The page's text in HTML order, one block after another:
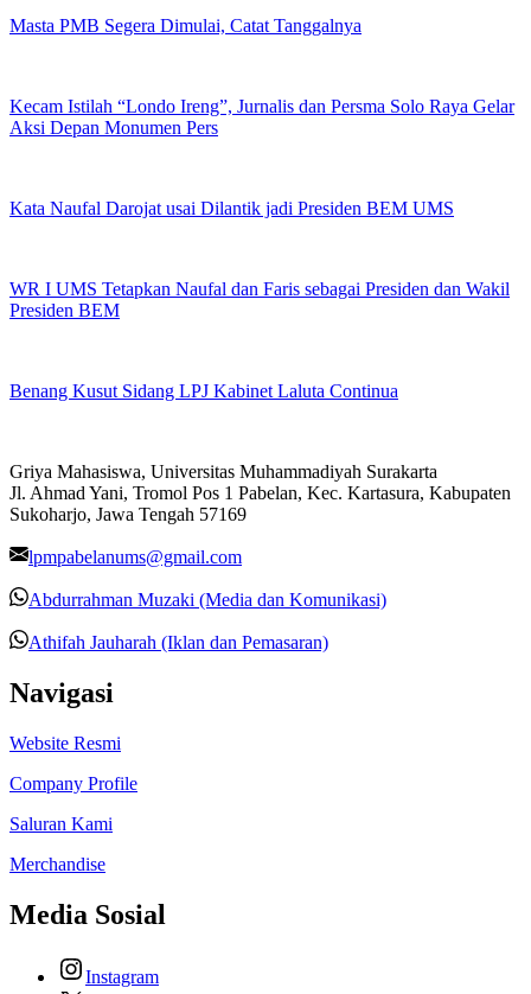
Masta PMB Segera Dimulai, Catat Tanggalnya
Kecam Istilah “Londo Ireng”, Jurnalis dan Persma Solo Raya Gelar
Aksi Depan Monumen Pers
Kata Naufal Darojat usai Dilantik jadi Presiden BEM UMS
WR I UMS Tetapkan Naufal dan Faris sebagai Presiden dan Wakil
Presiden BEM
Benang Kusut Sidang LPJ Kabinet Laluta Continua
Griya Mahasiswa, Universitas Muhammadiyah Surakarta
Jl. Ahmad Yani, Tromol Pos 1 Pabelan, Kec. Kartasura, Kabupaten
Sukoharjo, Jawa Tengah 57169
lpmpabelanums@gmail.com
Abdurrahman Muzaki (Media dan Komunikasi)
Athifah Jauharah (Iklan dan Pemasaran)
Navigasi
Website Resmi
Company Profile
Saluran Kami
Merchandise
Media Sosial
Instagram